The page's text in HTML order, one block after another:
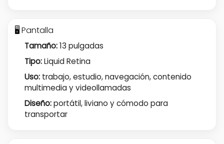
🖥️ Pantalla
Tamaño:13 pulgadas
Tipo:Liquid Retina
Uso:trabajo, estudio, navegación, contenido
multimedia y videollamadas
Diseño:portátil, liviano y cómodo para
transportar